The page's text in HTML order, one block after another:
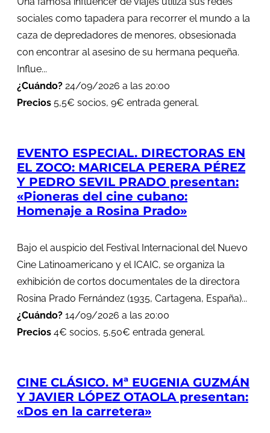
sociales como tapadera para recorrer el mundo a la
caza de depredadores de menores, obsesionada
con encontrar al asesino de su hermana pequeña.
Influe...
¿Cuándo? 24/09/2026 a las 20:00
Precios 5,5€ socios, 9€ entrada general.
EVENTO ESPECIAL. DIRECTORAS EN
EL ZOCO: MARICELA PERERA PÉREZ
Y PEDRO SEVIL PRADO presentan:
«Pioneras del cine cubano:
Homenaje a Rosina Prado»
Bajo el auspicio del Festival Internacional del Nuevo
Cine Latinoamericano y el ICAIC, se organiza la
exhibición de cortos documentales de la directora
Rosina Prado Fernández (1935, Cartagena, España)...
¿Cuándo? 14/09/2026 a las 20:00
Precios 4€ socios, 5,50€ entrada general.
CINE CLÁSICO. Mª EUGENIA GUZMÁN
Y JAVIER LÓPEZ OTAOLA presentan:
«Dos en la carretera»